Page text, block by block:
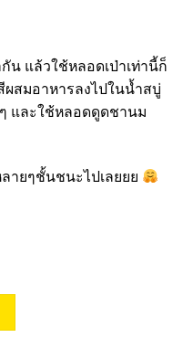
น แล้วใช้หลอดเป่าเท่านี้ก็
สมอาหารลงไปในน้ำสบู่
และใช้หลอดดูดชานม
ายๆชั้นชนะไปเลยยย